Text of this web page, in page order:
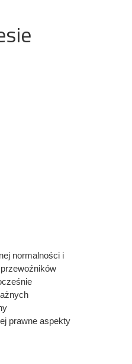
normalności i
prawne aspekty